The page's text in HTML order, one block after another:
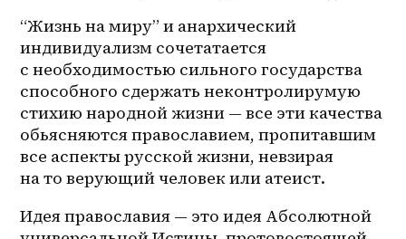
“Жизнь на миру” и анархический
индивидуализм сочетатается
с необходимостью сильного государства
способного сдержать неконтролирумую
стихию народной жизни — все эти качества
обьясняются православием, пропитавшим
все аспекты русской жизни, невзирая
на то верующий человек или атеист.
Идея православия — это идея Абсолютной